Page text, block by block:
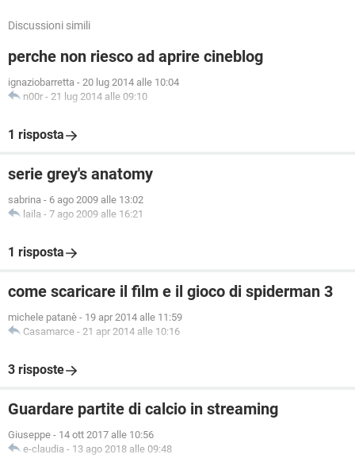
Discussioni simili
perche non riesco ad aprire cineblog
ignaziobarretta - 20 lug 2014 alle 10:04
n00r - 21 lug 2014 alle 09:10
1 risposta
serie grey's anatomy
sabrina - 6 ago 2009 alle 13:02
laila - 7 ago 2009 alle 16:21
1 risposta
come scaricare il film e il gioco di spiderman 3
michele patanè - 19 apr 2014 alle 11:59
Casamarce - 21 apr 2014 alle 10:16
3 risposte
Guardare partite di calcio in streaming
Giuseppe - 14 ott 2017 alle 10:56
e-claudia - 13 ago 2018 alle 09:48